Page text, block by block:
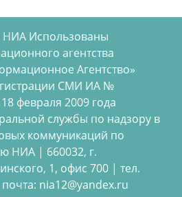
НИА Использованы
агентства
Агентство»
СМИ ИА №
февраля 2009 года
службы по надзору в
коммуникаций по
НИА | 660032, г.
1, офис 700 | тел.
nia12@yandex.ru